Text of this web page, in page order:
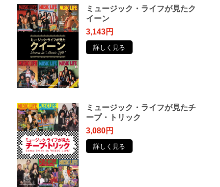
ミュージック・ライフが見たク
イーン
3,143円
詳しく見る
ミュージック・ライフが見たチ
ープ・トリック
3,080円
詳しく見る